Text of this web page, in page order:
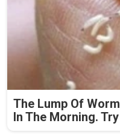
The Lump Of
In The Morning.